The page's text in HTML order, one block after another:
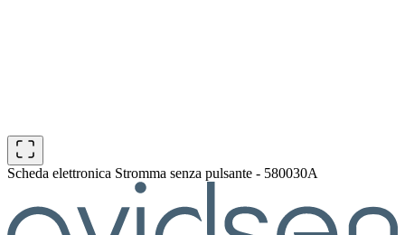
Scheda elettronica Stromma senza pulsante - 580030A